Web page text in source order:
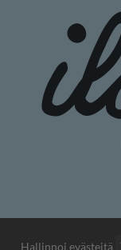
Hallinnoi evästeitä